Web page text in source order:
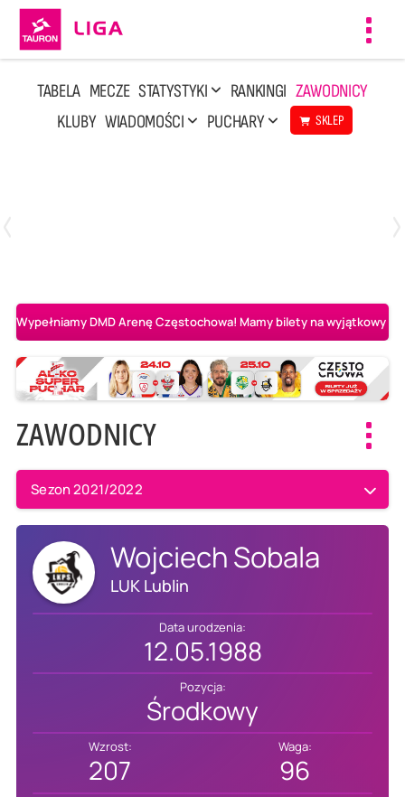
TABELA MECZE STATYSTYKI RANKINGI ZAWODNICY
KLUBY WIADOMOŚCI PUCHARY SKLEP
Wypełniamy DMD Arenę Częstochowa! Mamy bilety na wyjątkowy
ZAWODNICY
Sezon 2021/2022
Wojciech Sobala
LUK Lublin
Data urodzenia:
12.05.1988
Pozycja:
Środkowy
Wzrost:
207
Waga:
96